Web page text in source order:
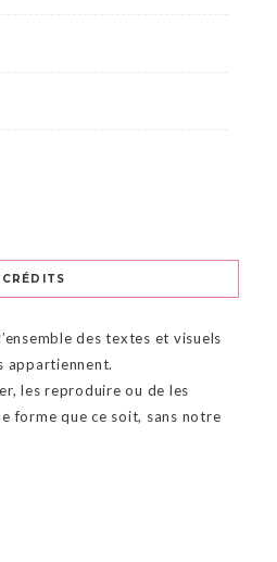
CRÉDITS
des textes et visuels
appartiennent.
les reproduire ou de les
forme que ce soit, sans notre